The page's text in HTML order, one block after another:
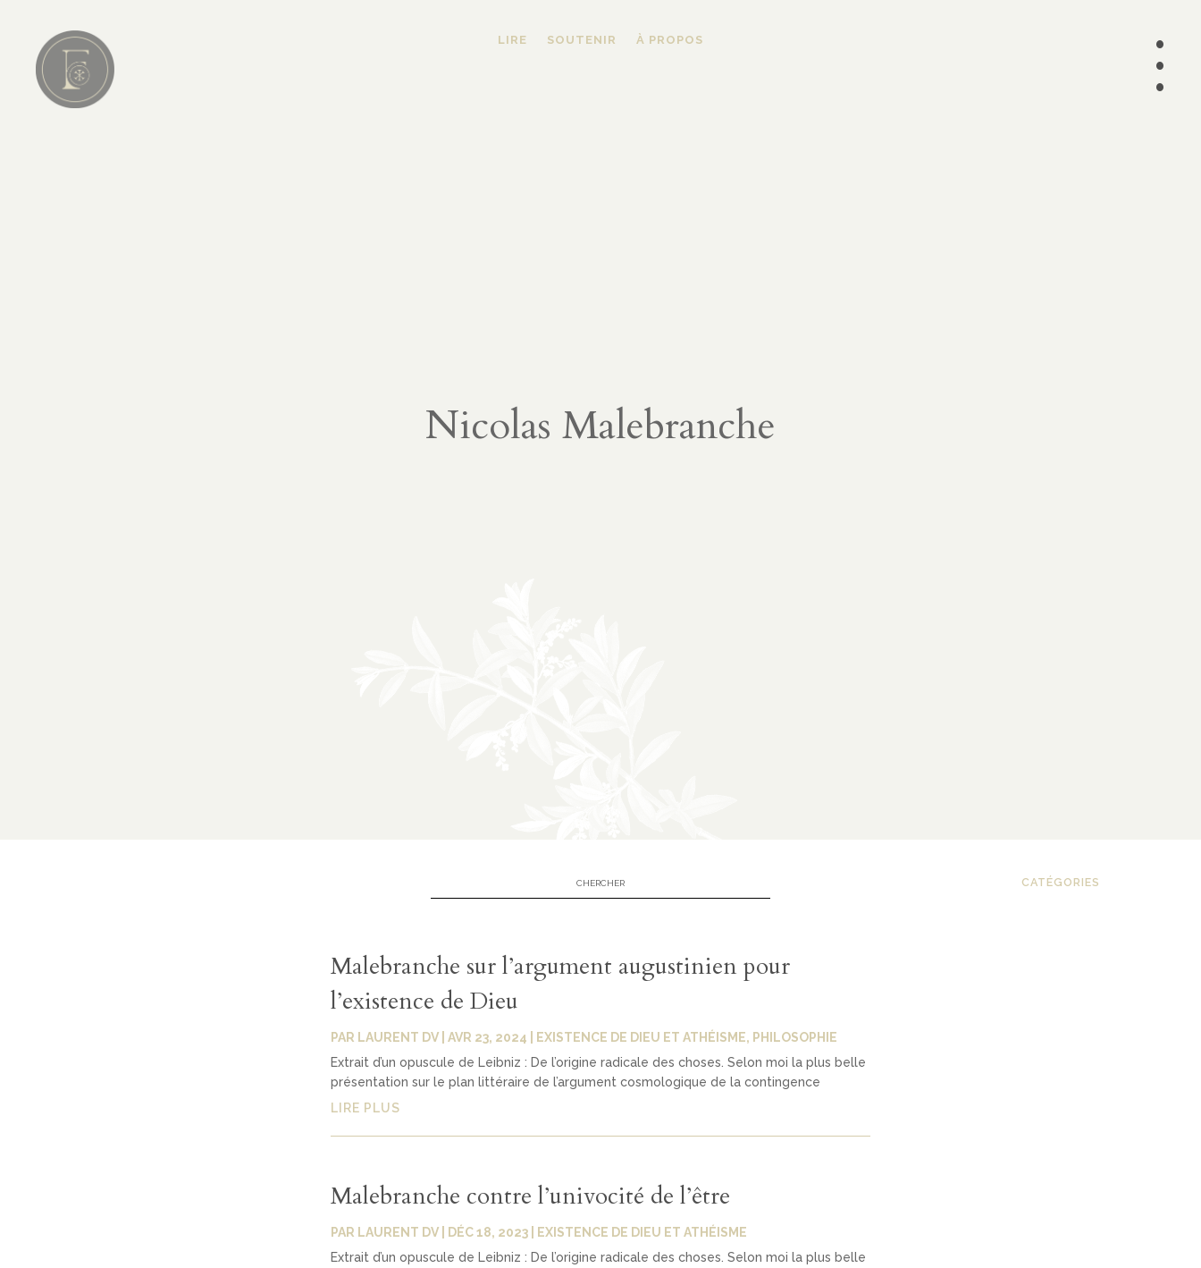
•
•
•
LIRE SOUTENIR À PROPOS
Nicolas Malebranche
CATÉGORIES
Malebranche sur l’argument augustinien pour
l’existence de Dieu
PAR LAURENT DV| AVR 23, 2024 EXISTENCE DE DIEU ET ATHÉISME, PHILOSOPHIE
Extrait d’un opuscule de Leibniz : De l’origine radicale des choses. Selon moi la plus belle
présentation sur le plan littéraire de l’argument cosmologique de la contingence
LIRE PLUS
Malebranche contre l’univocité de l’être
PAR LAURENT DV| DÉC 18, 2023|
EXISTENCE DE DIEU ET ATHÉISME
Extrait d’un opuscule de Leibniz : De l’origine radicale des choses. Selon moi la plus belle